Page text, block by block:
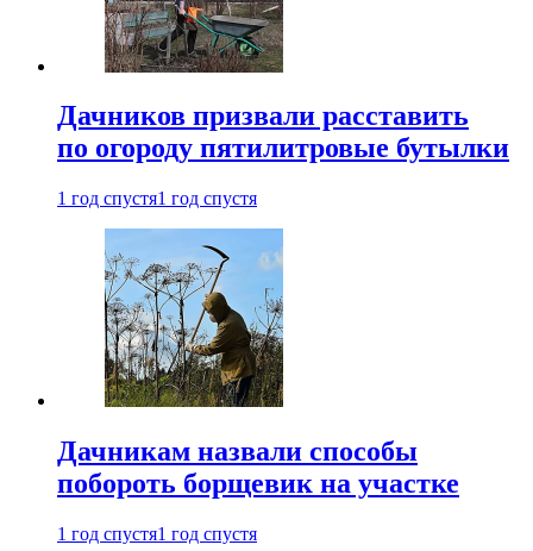
Дачников призвали расставить
по огороду пятилитровые бутылки
1 год спустя1 год спустя
Дачникам назвали способы
побороть борщевик на участке
1 год спустя1 год спустя